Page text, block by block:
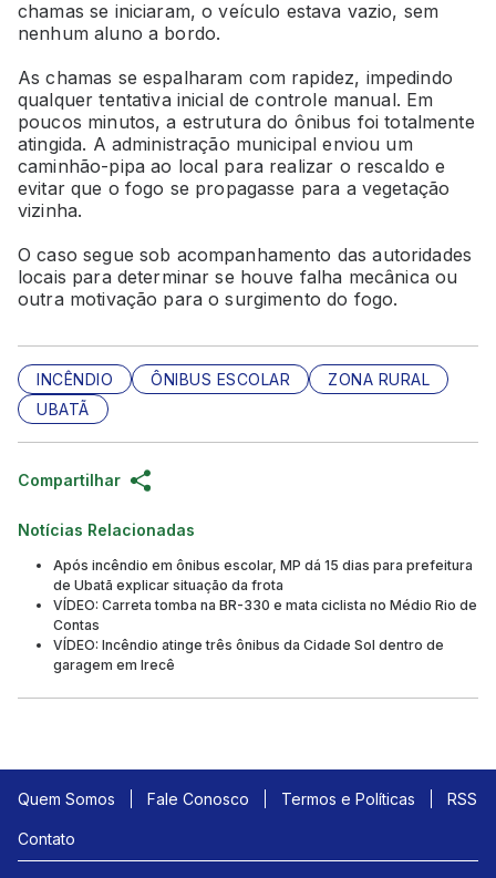
chamas se iniciaram, o veículo estava vazio, sem
nenhum aluno a bordo.
As chamas se espalharam com rapidez, impedindo
qualquer tentativa inicial de controle manual. Em
poucos minutos, a estrutura do ônibus foi totalmente
atingida. A administração municipal enviou um
caminhão-pipa ao local para realizar o rescaldo e
evitar que o fogo se propagasse para a vegetação
vizinha.
O caso segue sob acompanhamento das autoridades
locais para determinar se houve falha mecânica ou
outra motivação para o surgimento do fogo.
INCÊNDIO ÔNIBUS ESCOLAR
ZONA RURAL
UBATÃ
Compartilhar
Notícias Relacionadas
Após incêndio em ônibus escolar, MP dá 15 dias para prefeitura
de Ubatã explicar situação da frota
VÍDEO: Carreta tomba na BR-330 e mata ciclista no Médio Rio de
Contas
VÍDEO: Incêndio atinge três ônibus da Cidade Sol dentro de
garagem em Irecê
Quem Somos Fale Conosco Termos e Políticas RSS
Contato